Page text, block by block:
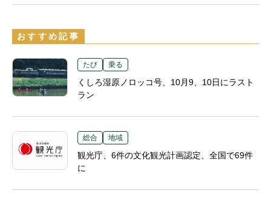
おすすめ記事
たび 乗る
くしろ湿原ノロッコ号、10月9、10日にラスト
ラン
総合 地域
観光庁、6件の文化観光計画認定、全国で69件
に